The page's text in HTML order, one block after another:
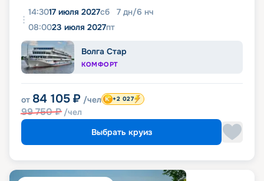
14:3017 июля 2027сб 7 дн/6 нч
08:0023 июля 2027пт
Волга Стар
КОМФОРТ
от 84 105 ₽ /чел
99 750₽ /чел
+2 027
Выбрать круиз